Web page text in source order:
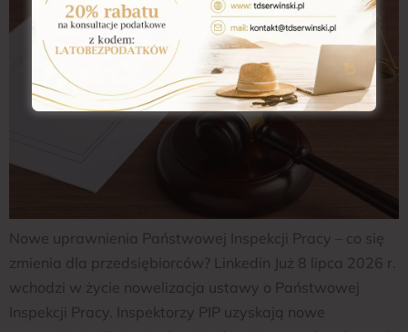
Nowe uprawnienia Państwowej Inspekcji Pracy – co się
zmienia dla przedsiębiorców? Linkedin Już 8 lipca 2026 r.
wchodzi w życie nowelizacja ustawy o Państwowej
Inspekcji Pracy. Inspektorzy PIP uzyskają nowe